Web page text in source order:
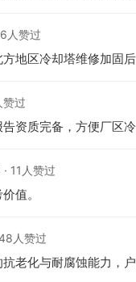
人赞过
地区冷却塔维修加固
赞过
资质完备，方便厂区
11人赞过
值。
人赞过
老化与耐腐蚀能力，